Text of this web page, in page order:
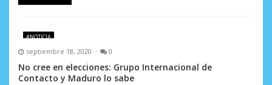
s
#NOTICIA
septiembre 18, 2020 0
No cree en elecciones: Grupo Internacional de
Contacto y Maduro lo sabe